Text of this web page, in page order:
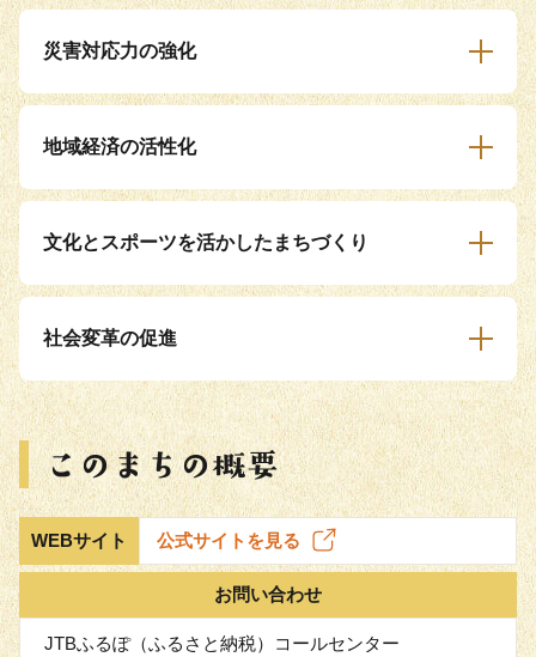
災害対応力の強化
地域経済の活性化
文化とスポーツを活かしたまちづくり
社会変革の促進
WEBサイト 公式サイトを見る
お問い合わせ
JTBふるぽ（ふるさと納税）コールセンター